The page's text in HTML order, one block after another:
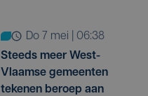
do 7 mei | 06:38
Steeds meer West-
Vlaamse gemeenten
tekenen beroep aan